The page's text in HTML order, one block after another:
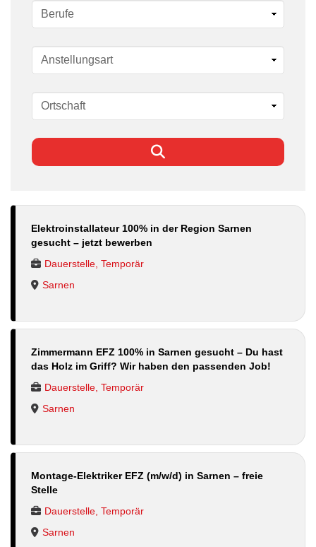
Elektroinstallateur 100% in der Region Sarnen
gesucht – jetzt bewerben
Dauerstelle, Temporär
Sarnen
Zimmermann EFZ 100% in Sarnen gesucht – Du hast
das Holz im Griff? Wir haben den passenden Job!
Dauerstelle, Temporär
Sarnen
Montage-Elektriker EFZ (m/w/d) in Sarnen – freie
Stelle
Dauerstelle, Temporär
Sarnen